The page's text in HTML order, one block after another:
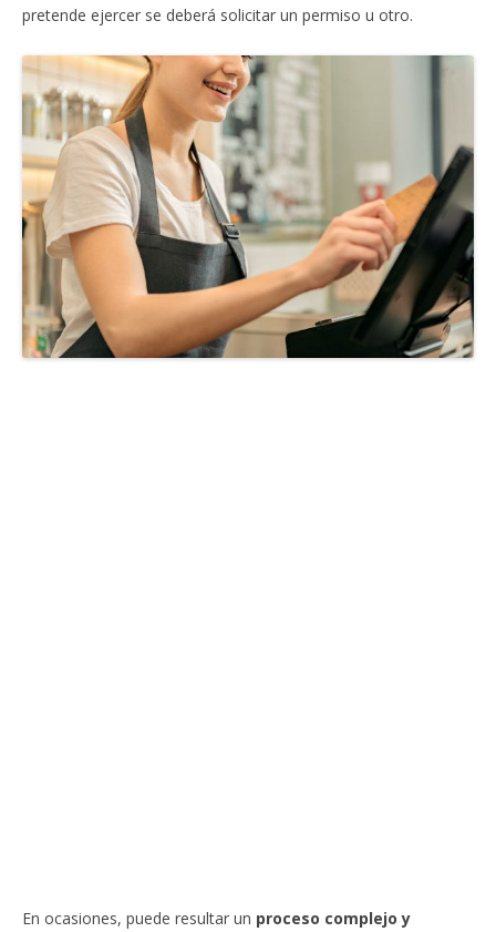
pretende ejercer se deberá solicitar un permiso u otro.
En ocasiones, puede resultar un proceso complejo y